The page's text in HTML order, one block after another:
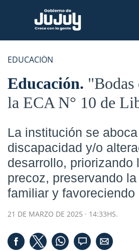
EDUCACIÓN
Educación "Bodas
la ECA N° 10 de
La institución se
discapacidad y/o
desarrollo, priorizando
precoz, preservando
familiar y favoreciendo
21 DE MARZO DE 2025 · 14:33HS.